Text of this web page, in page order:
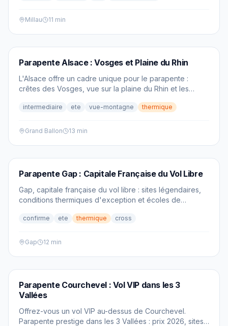
Millau 11 min
PARAPENTE
Parapente Alsace : Vosges et Plaine du Rhin
L'Alsace offre un cadre unique pour le parapente :
crêtes des Vosges, vue sur la plaine du Rhin et les
région.
intermediaire ete vue-montagne thermique
Grand Ballon 13 min
PARAPENTE
Parapente Gap : Capitale Française du Vol Libre
Gap, capitale française du vol libre : sites légendaires,
conditions thermiques d'exception et écoles de
Hautes-Alpes.
confirme ete thermique cross
Gap 12 min
PARAPENTE
Parapente Courchevel : Vol VIP dans les 3
Vallées
Offrez-vous un vol VIP au-dessus de Courchevel.
Parapente prestige dans les 3 Vallées : prix 2026, sites